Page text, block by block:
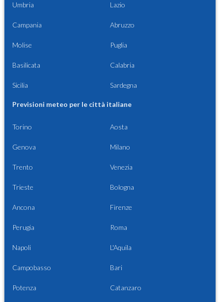
Umbria Lazio
Campania Abruzzo
Molise Puglia
Basilicata Calabria
Sicilia Sardegna
Previsioni meteo per le città italiane
Torino Aosta
Genova Milano
Trento Venezia
Trieste Bologna
Ancona Firenze
Perugia Roma
Napoli L'Aquila
Campobasso Bari
Potenza Catanzaro